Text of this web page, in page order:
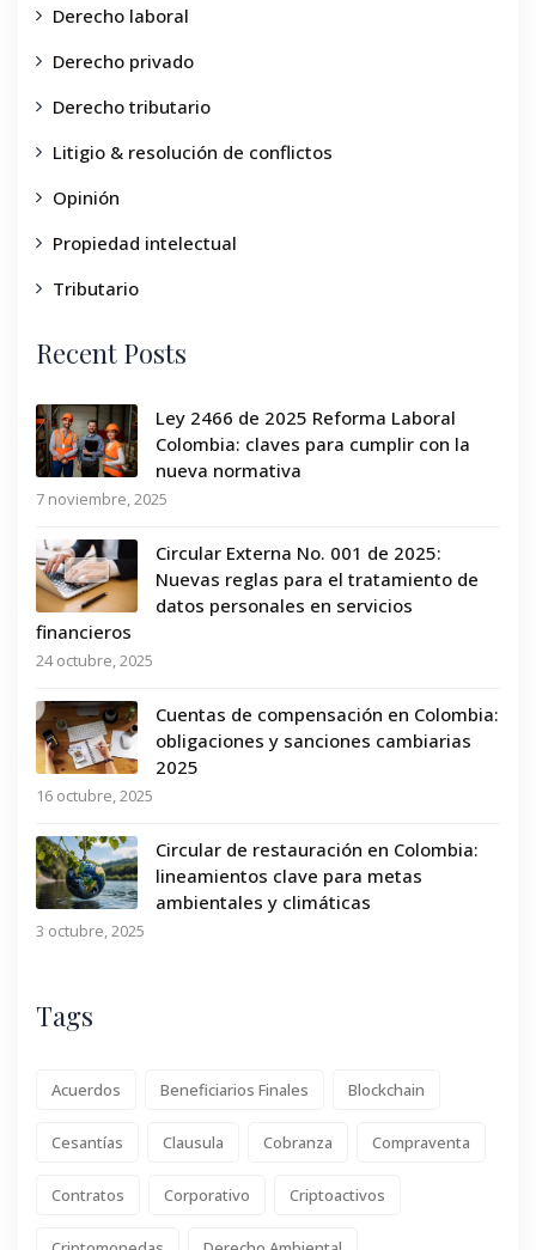
Derecho laboral
Derecho privado
Derecho tributario
Litigio & resolución de conflictos
Opinión
Propiedad intelectual
Tributario
Recent Posts
Ley 2466 de 2025 Reforma Laboral
Colombia: claves para cumplir con la
nueva normativa
7 noviembre, 2025
Circular Externa No. 001 de 2025:
Nuevas reglas para el tratamiento de
datos personales en servicios
financieros
24 octubre, 2025
Cuentas de compensación en Colombia:
obligaciones y sanciones cambiarias
2025
16 octubre, 2025
Circular de restauración en Colombia:
lineamientos clave para metas
ambientales y climáticas
3 octubre, 2025
Tags
Acuerdos Beneficiarios Finales Blockchain
Cesantías Clausula Cobranza Compraventa
Contratos Corporativo Criptoactivos